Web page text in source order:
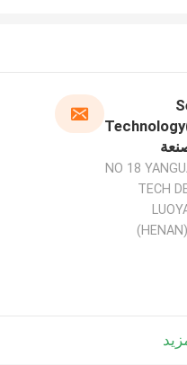
NO 18
TECH